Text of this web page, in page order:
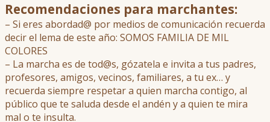
Recomendaciones para marchantes:
– Si eres abordad@ por medios de comunicación recuerda
decir el lema de este año: SOMOS FAMILIA DE MIL
COLORES
– La marcha es de tod@s, gózatela e invita a tus padres,
profesores, amigos, vecinos, familiares, a tu ex… y
recuerda siempre respetar a quien marcha contigo, al
público que te saluda desde el andén y a quien te mira
mal o te insulta.